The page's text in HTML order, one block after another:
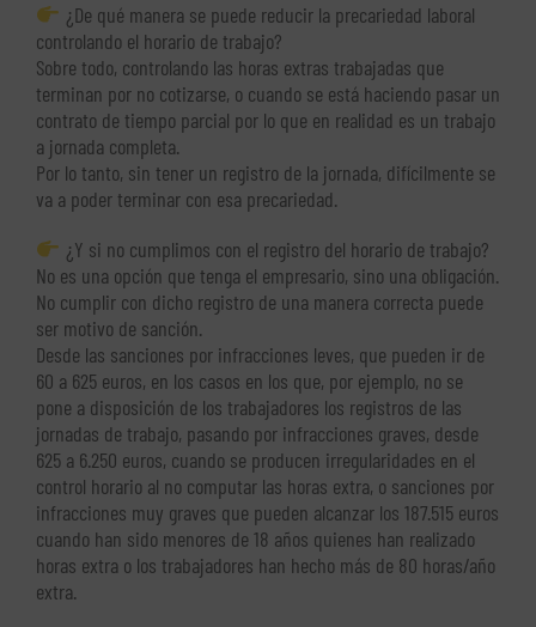
¿De qué manera se puede reducir la precariedad laboral
controlando el horario de trabajo?
Sobre todo, controlando las horas extras trabajadas que
terminan por no cotizarse, o cuando se está haciendo pasar un
contrato de tiempo parcial por lo que en realidad es un trabajo
a jornada completa.
Por lo tanto, sin tener un registro de la jornada, difícilmente se
va a poder terminar con esa precariedad.
¿Y si no cumplimos con el registro del horario de trabajo?
No es una opción que tenga el empresario, sino una obligación.
No cumplir con dicho registro de una manera correcta puede
ser motivo de sanción.
Desde las sanciones por infracciones leves, que pueden ir de
60 a 625 euros, en los casos en los que, por ejemplo, no se
pone a disposición de los trabajadores los registros de las
jornadas de trabajo, pasando por infracciones graves, desde
625 a 6.250 euros, cuando se producen irregularidades en el
control horario al no computar las horas extra, o sanciones por
infracciones muy graves que pueden alcanzar los 187.515 euros
cuando han sido menores de 18 años quienes han realizado
horas extra o los trabajadores han hecho más de 80 horas/año
extra.